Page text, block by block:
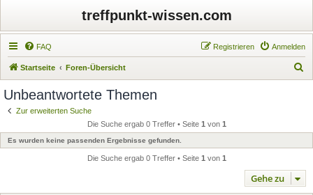
treffpunkt-wissen.com
FAQ Anmelden
Registrieren
Startseite Foren-Übersicht
e
Unbeantwortete Themen
Zur erweiterten Suche
Die Suche ergab 0 Treffer • Seite 1 von 1
Es wurden keine passenden Ergebnisse gefunden.
Die Suche ergab 0 Treffer • Seite 1 von 1
Gehe zu